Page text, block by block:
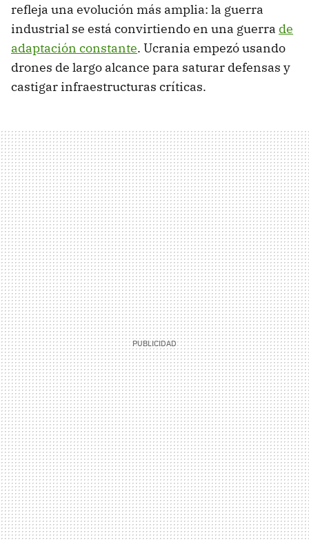
refleja una evolución más amplia: la guerra
industrial se está convirtiendo en una guerra de
adaptación constante. Ucrania empezó usando
drones de largo alcance para saturar defensas y
castigar infraestructuras críticas.